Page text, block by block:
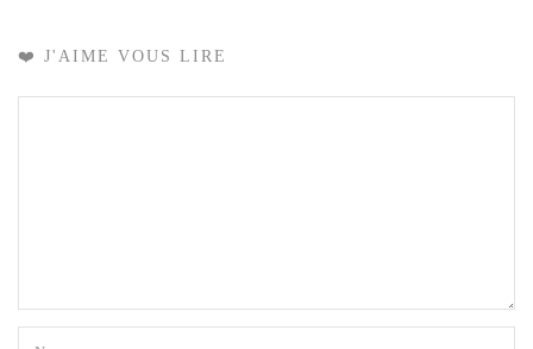
❤️ J'AIME VOUS LIRE